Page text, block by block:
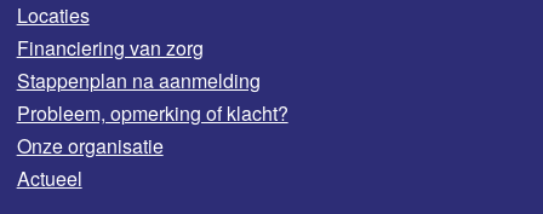
Locaties
Financiering van zorg
Stappenplan na aanmelding
Probleem, opmerking of klacht?
Onze organisatie
Actueel